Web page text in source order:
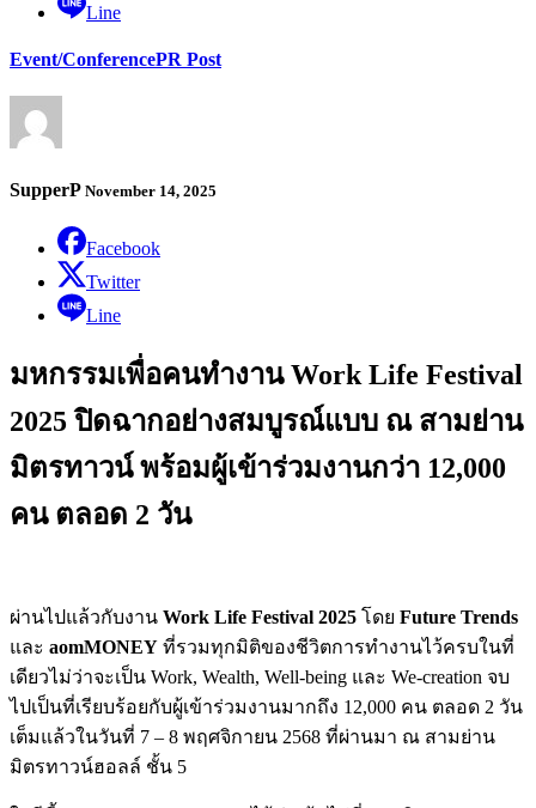
Line
Event/ConferencePR Post
SupperP November 14, 2025
Facebook
Twitter
Line
มหกรรมเพื่อคนทำงาน Work Life Festival
2025 ปิดฉากอย่างสมบูรณ์แบบ ณ สามย่าน
มิตรทาวน์ พร้อมผู้เข้าร่วมงานกว่า 12,000
คน ตลอด 2 วัน
ผ่านไปแล้วกับงาน Work Life Festival 2025 โดย Future Trends
และ aomMONEY ที่รวมทุกมิติของชีวิตการทำงานไว้ครบในที่
เดียวไม่ว่าจะเป็น Work, Wealth, Well-being และ We-creation จบ
ไปเป็นที่เรียบร้อยกับผู้เข้าร่วมงานมากถึง 12,000 คน ตลอด 2 วัน
เต็มแล้วในวันที่ 7 – 8 พฤศจิกายน 2568 ที่ผ่านมา ณ สามย่าน
มิตรทาวน์ฮอลล์ ชั้น 5